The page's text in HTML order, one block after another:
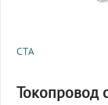
СТА
Токопровод